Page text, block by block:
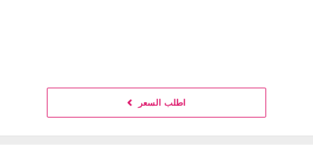
اطلب السعر